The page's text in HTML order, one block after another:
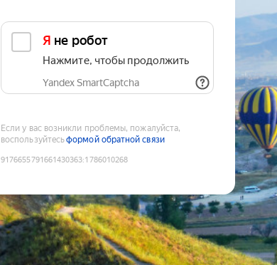
Я не робот
Нажмите, чтобы продолжить
Yandex SmartCaptcha
Если у вас возникли проблемы, пожалуйста,
воспользуйтесьформой обратной связи
9176655791661430363:1786010268